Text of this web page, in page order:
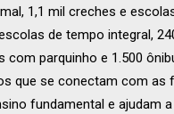
1,1 mil creches e
de tempo integral,
com parquinho e 1.500
que se conectam com as
fundamental e ajudam